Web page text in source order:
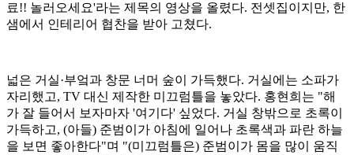
료!! 놀러오세요'라는 제목의 영상을 올렸다. 전셋집이지만, 한
샘에서 인테리어 협찬을 받아 고쳤다.
넓은 거실·부엌과 창문 너머 숲이 가득했다. 거실에는 소파가
자리했고, TV 대신 제작한 미끄럼틀을 놓았다. 홍현희는 "해
가 잘 들어서 보자마자 '여기다' 싶었다. 거실 창밖으로 초록이
가득하고, (아들) 준범이가 아침에 일어나 초록색과 파란 하늘
을 보면 좋아한다"며 "(미끄럼틀은) 준범이가 몸을 많이 움직